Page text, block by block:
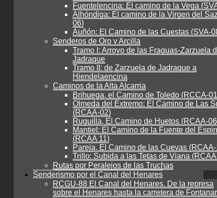
Fuentelencina: El camino de la Vega
Alhóndiga: El camino de la Virgen del
06)
Auñón: El Camino de las Cuestas (SVA-
Senderos de Oro y Arcilla
Tramo I: Arroyo de las Fraguas-Zarzuela
Jadraque
Tramo II: de Zarzuela de Jadraque a
Hiendelaencina
Caminos de la Alta Alcarria
Brihuega, el Camino de Toledo (RCCA-
Olmeda del Extremo: El Camino de Las
(RCAA-02)
Ruguilla, El Camino de Huetos (RCAA-
Mantiel: El Camino de la Fuente del
(RCAA 11)
Pareja, El Camino de las Cuevas
Trillo: Subida a las Tetas de Viana
Rutas por Peralejos de las Truchas
Senderismo por el Canal del Henares
RCGU-88 El Canal del Henares. De la represa
sobre el Henares hasta la carretera de Fontanar